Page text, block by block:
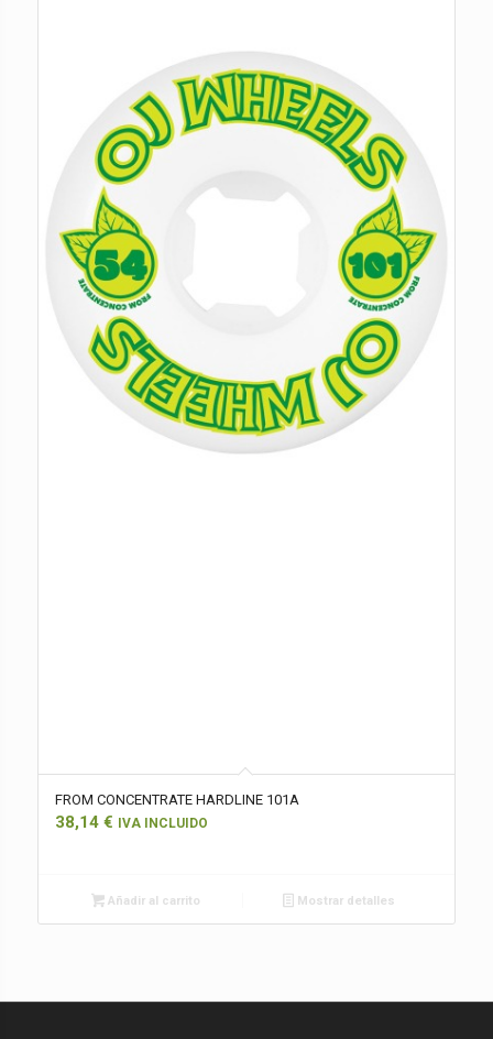
FROM CONCENTRATE HARDLINE 101A
38,14 € IVA INCLUIDO
Añadir al carrito Mostrar detalles